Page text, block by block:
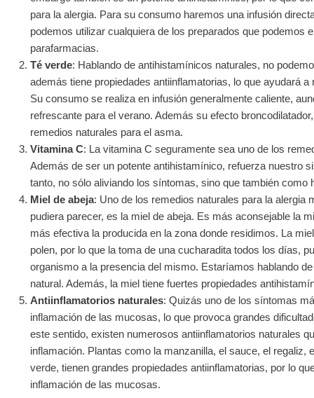
para la alergia. Para su consumo haremos una infusión
podemos utilizar cualquiera de los preparados que podemos
parafarmacias.
Té verde: Hablando de antihistamínicos naturales, no
además tiene propiedades antiinflamatorias, lo que ayudará
Su consumo se realiza en infusión generalmente caliente,
refrescante para el verano. Además su efecto
remedios naturales para el asma.
Vitamina C: La vitamina C seguramente sea uno de los
Además de ser un potente antihistamínico, refuerza nuestro
tanto, no sólo aliviando los síntomas, sino que también como
Miel de abeja: Uno de los remedios naturales para la alergia
pudiera parecer, es la miel de abeja. Es más aconsejable la
más efectiva la producida en la zona donde residimos. La
polen, por lo que la toma de una cucharadita todos los días,
organismo a la presencia del mismo. Estaríamos hablando
natural. Además, la miel tiene fuertes propiedades
Antiinflamatorios naturales: Quizás uno de los síntomas
inflamación de las mucosas, lo que provoca grandes
este sentido, existen numerosos antiinflamatorios naturales
inflamación. Plantas como la manzanilla, el sauce, el regaliz,
verde, tienen grandes propiedades antiinflamatorias, por lo
inflamación de las mucosas.